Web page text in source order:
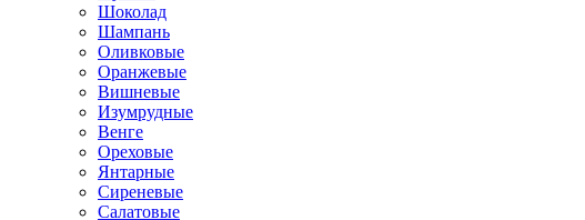
Шоколад
Шампань
Оливковые
Оранжевые
Вишневые
Изумрудные
Венге
Ореховые
Янтарные
Сиреневые
Салатовые